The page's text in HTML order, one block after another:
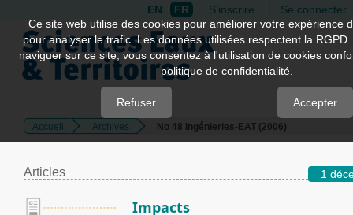
Quick
jump
page
Main
Main
Content
Sidebar
EN FR S'inscrire Se connecter
Accueil Archives No 48 Ingénieries-EAT (2006)
1
Articles
Impacts
Ce site web utilise des cookies pour améliorer votre expérience
pour analyser le trafic. Les données utilisées respectent la
naviguer sur ce site, vous consentez à l'utilisation de cookies
politique de confidentialité.
Refuser Accepter